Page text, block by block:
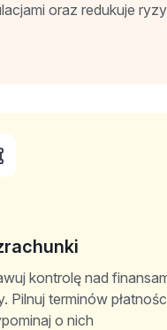
oraz redukuje
kontrolę nad
Pilnuj terminów
o nich